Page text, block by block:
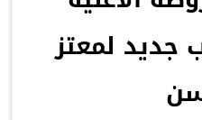
جديد لمعتز